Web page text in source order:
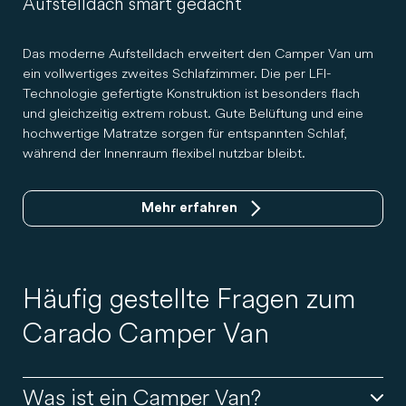
Das moderne Aufstelldach erweitert den Camper Van um
ein vollwertiges zweites Schlafzimmer. Die per LFI-
Technologie gefertigte Konstruktion ist besonders flach
und gleichzeitig extrem robust. Gute Belüftung und eine
hochwertige Matratze sorgen für entspannten Schlaf,
während der Innenraum flexibel nutzbar bleibt.
Mehr erfahren
Häufig gestellte Fragen zum
Carado Camper Van
Was ist ein Camper Van?